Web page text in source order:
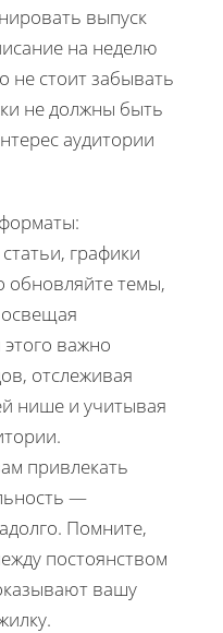
выпуск
на неделю
не стоит забывать
не должны быть
аудитории
графики
обновляйте темы,
важно
отслеживая
нише и учитывая
привлекать
—
Помните,
постоянством
вашу